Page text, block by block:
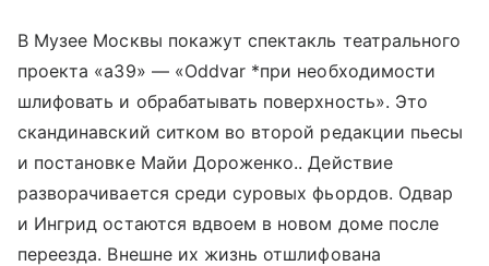
В Музее Москвы покажут спектакль театрального
проекта «а39» — «Oddvar *при необходимости
шлифовать и обрабатывать поверхность». Это
скандинавский ситком во второй редакции пьесы
и постановке Майи Дороженко.. Действие
разворачивается среди суровых фьордов. Одвар
и Ингрид остаются вдвоем в новом доме после
переезда. Внешне их жизнь отшлифована